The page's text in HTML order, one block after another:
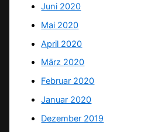
Juni 2020
Mai 2020
April 2020
März 2020
Februar 2020
Januar 2020
Dezember 2019